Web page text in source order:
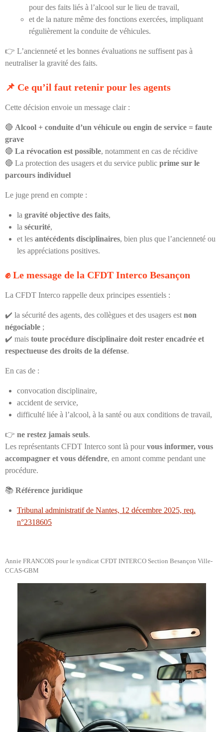
pour des faits liés à l’alcool sur le lieu de travail,
et de la nature même des fonctions exercées, impliquant
régulièrement la conduite de véhicules.
👉 L’ancienneté et les bonnes évaluations ne suffisent pas à
neutraliser la gravité des faits.
📌 Ce qu’il faut retenir pour les agents
Cette décision envoie un message clair :
🔴 Alcool + conduite d’un véhicule ou engin de service = faute
grave
🔴 La révocation est possible, notamment en cas de récidive
🔴 La protection des usagers et du service public prime sur le
parcours individuel
Le juge prend en compte :
la gravité objective des faits,
la sécurité,
et les antécédents disciplinaires, bien plus que l’ancienneté ou
les appréciations positives.
✊Le message de la CFDT Interco Besançon
La CFDT Interco rappelle deux principes essentiels :
✔️ la sécurité des agents, des collègues et des usagers est non
négociable ;
✔️ mais toute procédure disciplinaire doit rester encadrée et
respectueuse des droits de la défense.
En cas de :
convocation disciplinaire,
accident de service,
difficulté liée à l’alcool, à la santé ou aux conditions de travail,
👉 ne restez jamais seuls.
Les représentants CFDT Interco sont là pourvous informer, vous
accompagner et vous défendre, en amont comme pendant une
procédure.
📚 Référence juridique
Tribunal administratif de Nantes, 12 décembre 2025, req.
n°2318605
Annie FRANCOIS pour le syndicat CFDT INTERCO Section Besançon Ville-
CCAS-GBM